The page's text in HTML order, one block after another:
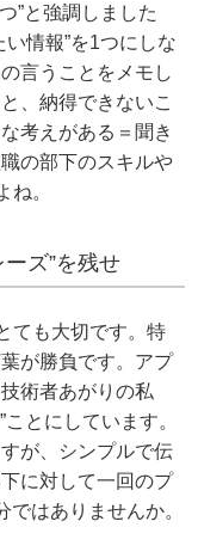
”と強調しました
情報”を1つにしな
言うことをメモし
、納得できないこ
考えがある＝聞き
の部下のスキルや
ね。
ズ”を残せ
ても大切です。特
が勝負です。アプ
術者あがりの私
とにしています。
が、シンプルで伝
に対して一回のプ
はありませんか。